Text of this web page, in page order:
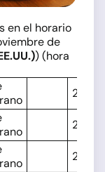
en el horario
de
) (hora
20:15
20:15
20:15